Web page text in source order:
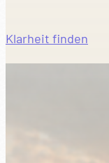
Klarheit finden